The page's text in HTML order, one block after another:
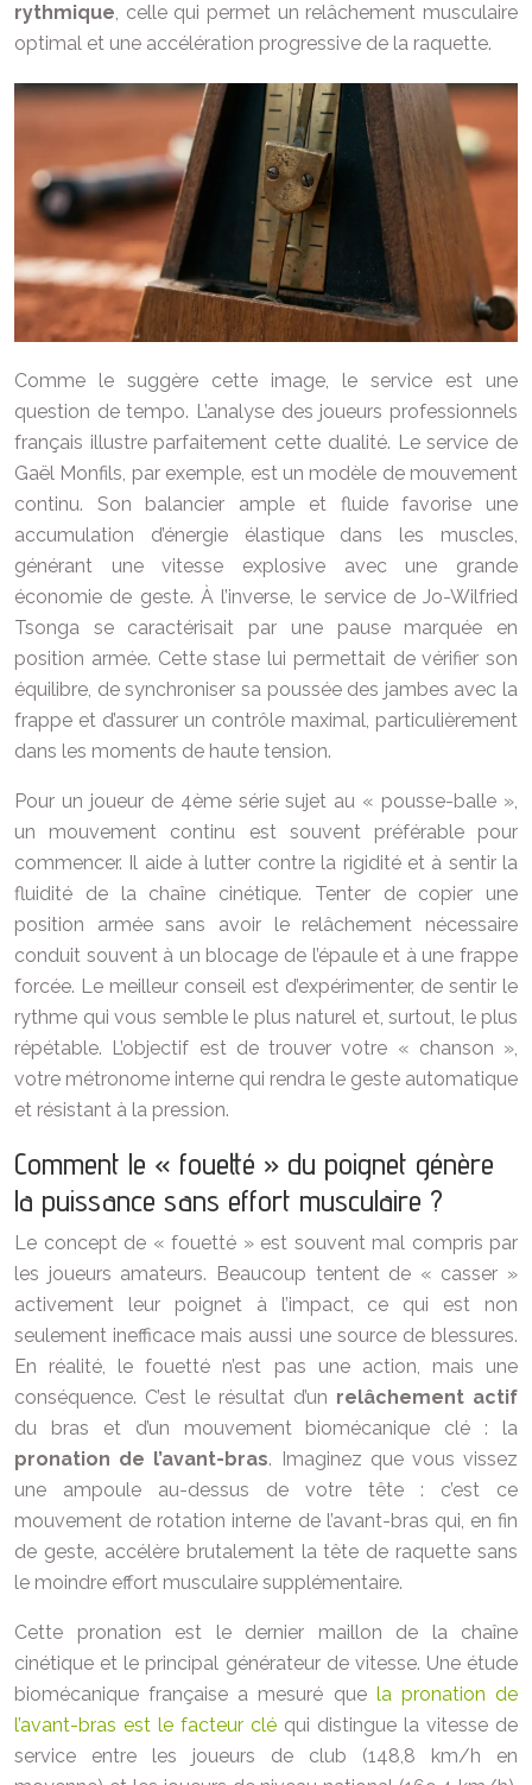
rythmique, celle qui permet un relâchement musculaire
optimal et une accélération progressive de la raquette.
Comme le suggère cette image, le service est une
question de tempo. L’analyse des joueurs professionnels
français illustre parfaitement cette dualité. Le service de
Gaël Monfils, par exemple, est un modèle de mouvement
continu. Son balancier ample et fluide favorise une
accumulation d’énergie élastique dans les muscles,
générant une vitesse explosive avec une grande
économie de geste. À l’inverse, le service de Jo-Wilfried
Tsonga se caractérisait par une pause marquée en
position armée. Cette stase lui permettait de vérifier son
équilibre, de synchroniser sa poussée des jambes avec la
frappe et d’assurer un contrôle maximal, particulièrement
dans les moments de haute tension.
Pour un joueur de 4ème série sujet au « pousse-balle »,
un mouvement continu est souvent préférable pour
commencer. Il aide à lutter contre la rigidité et à sentir la
fluidité de la chaîne cinétique. Tenter de copier une
position armée sans avoir le relâchement nécessaire
conduit souvent à un blocage de l’épaule et à une frappe
forcée. Le meilleur conseil est d’expérimenter, de sentir le
rythme qui vous semble le plus naturel et, surtout, le plus
répétable. L’objectif est de trouver votre « chanson »,
votre métronome interne qui rendra le geste automatique
et résistant à la pression.
Comment le « fouetté » du poignet génère
la puissance sans effort musculaire ?
Le concept de « fouetté » est souvent mal compris par
les joueurs amateurs. Beaucoup tentent de « casser »
activement leur poignet à l’impact, ce qui est non
seulement inefficace mais aussi une source de blessures.
En réalité, le fouetté n’est pas une action, mais une
conséquence. C’est le résultat d’un relâchement actif
du bras et d’un mouvement biomécanique clé : la
pronation de l’avant-bras. Imaginez que vous vissez
une ampoule au-dessus de votre tête : c’est ce
mouvement de rotation interne de l’avant-bras qui, en fin
de geste, accélère brutalement la tête de raquette sans
le moindre effort musculaire supplémentaire.
Cette pronation est le dernier maillon de la chaîne
cinétique et le principal générateur de vitesse. Une étude
biomécanique française a mesuré que la pronation de
l’avant-bras est le facteur clé qui distingue la vitesse de
service entre les joueurs de club (148,8 km/h en